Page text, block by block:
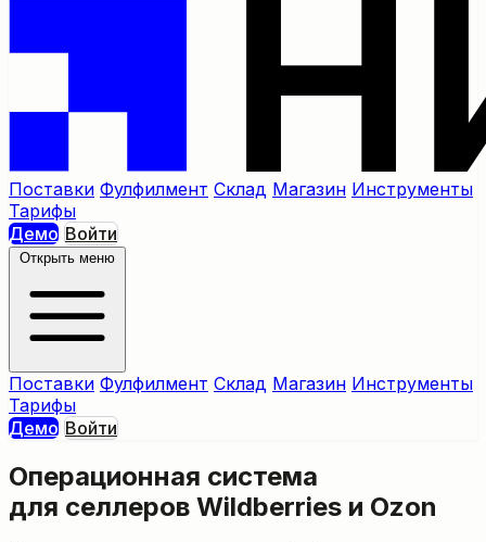
Поставки Фулфилмент Склад Магазин Инструменты
Тарифы
Демо Войти
Открыть меню
Поставки Фулфилмент Склад Магазин Инструменты
Тарифы
Демо Войти
Операционная система
для селлеров Wildberries и Ozon